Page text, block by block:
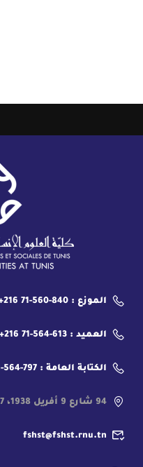
الموزع : 840-560-71 216+
العميد : 613-564-71 216+
الكتابة العامة : 797-564-71 216+
94 شارع 9 أفريل 1938، 1007 تونس
fshst@fshst.rnu.tn